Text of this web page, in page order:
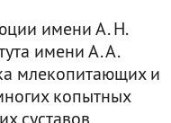
имени А. Н.
имени А. А.
млекопитающих и
копытных
суставов